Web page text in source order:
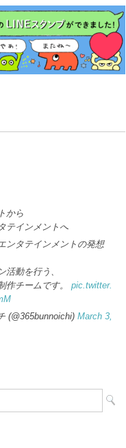
から
テインメントへ
ンタテインメントの発想
活動を行う、
作チームです。 pic.twitter.
(@365bunnoichi) March 3,